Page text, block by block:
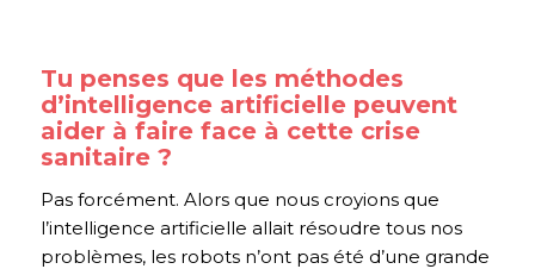
Tu penses que les méthodes
d’intelligence artificielle peuvent
aider à faire face à cette crise
sanitaire ?
Pas forcément. Alors que nous croyions que
l’intelligence artificielle allait résoudre tous nos
problèmes, les robots n’ont pas été d’une grande